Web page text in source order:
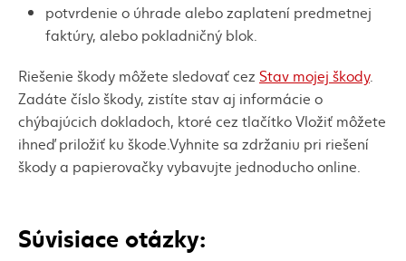
Súvisiace otázky:
potvrdenie o úhrade alebo zaplatení predmetnej
faktúry, alebo pokladničný blok.
Riešenie škody môžete sledovať cez Stav mojej škody.
Zadáte číslo škody, zistíte stav aj informácie o
chýbajúcich dokladoch, ktoré cez tlačítko Vložiť môžete
ihneď priložiť ku škode.Vyhnite sa zdržaniu pri riešení
škody a papierovačky vybavujte jednoducho online.